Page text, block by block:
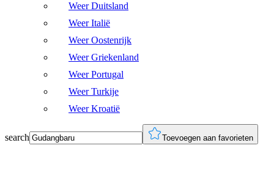
Weer Duitsland
Weer Italië
Weer Oostenrijk
Weer Griekenland
Weer Portugal
Weer Turkije
Weer Kroatië
search Toevoegen aan favorieten